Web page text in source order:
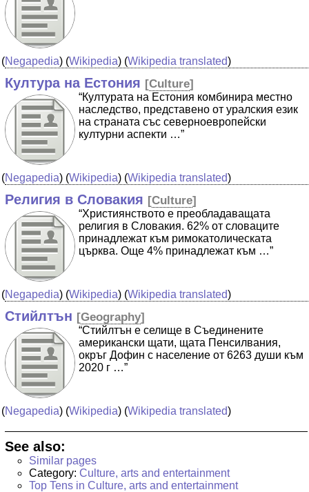
(Negapedia) (Wikipedia) (Wikipedia translated)
Култура на Естония [Culture]
“Културата на Естония комбинира местно
наследство, представено от уралския език
на страната със северноевропейски
културни аспекти …”
(Negapedia) (Wikipedia) (Wikipedia translated)
Религия в Словакия [Culture]
“Християнството е преобладаващата
религия в Словакия. 62% от словаците
принадлежат към римокатолическата
църква. Още 4% принадлежат към …”
(Negapedia) (Wikipedia) (Wikipedia translated)
Стийлтън [Geography]
“Стийлтън е селище в Съединените
американски щати, щата Пенсилвания,
окръг Дофин с население от 6263 души към
2020 г …”
(Negapedia) (Wikipedia) (Wikipedia translated)
See also:
Similar pages
Category: Culture, arts and entertainment
Top Tens in Culture, arts and entertainment